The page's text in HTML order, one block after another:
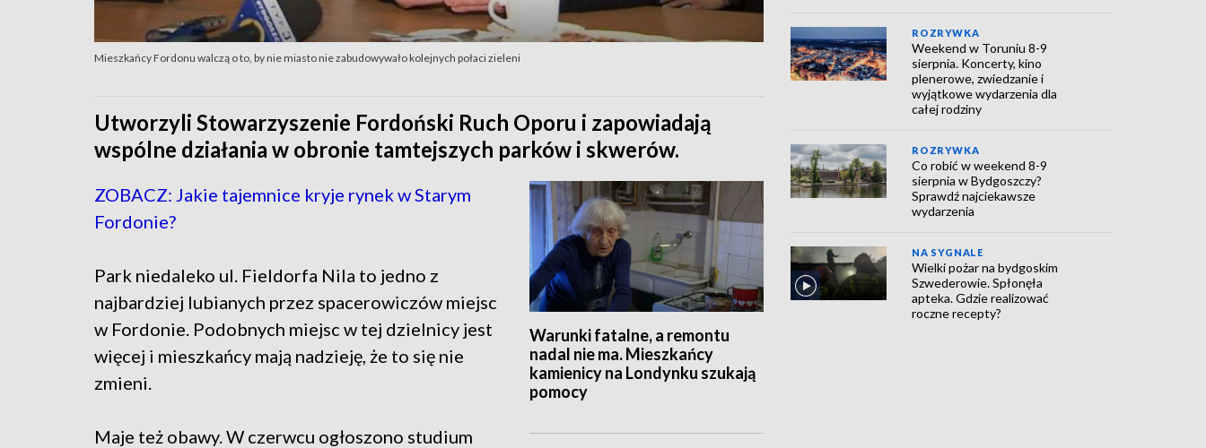
Mieszkańcy Fordonu walczą o to, by nie miasto nie zabudowywało kolejnych połaci zieleni
Utworzyli Stowarzyszenie Fordoński Ruch Oporu i zapowiadają
wspólne działania w obronie tamtejszych parków i skwerów.
Warunki fatalne, a remontu
nadal nie ma. Mieszkańcy
kamienicy na Londynku szukają
pomocy
ZOBACZ: Jakie tajemnice kryje rynek w Starym
Fordonie?
Park niedaleko ul. Fieldorfa Nila to jedno z
najbardziej lubianych przez spacerowiczów miejsc
w Fordonie. Podobnych miejsc w tej dzielnicy jest
więcej i mieszkańcy mają nadzieję, że to się nie
zmieni.
Maje też obawy. W czerwcu ogłoszono studium
ROZRYWKA
Weekend w Toruniu 8-9
sierpnia. Koncerty, kino
plenerowe, zwiedzanie i
wyjątkowe wydarzenia dla
całej rodziny
ROZRYWKA
Co robić w weekend 8-9
sierpnia w Bydgoszczy?
Sprawdź najciekawsze
wydarzenia
NA SYGNALE
Wielki pożar na bydgoskim
Szwederowie. Spłonęła
apteka. Gdzie realizować
roczne recepty?